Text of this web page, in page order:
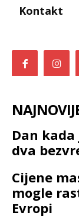
Kontakt
Dan
dva
Cijene
mogle
Evropi